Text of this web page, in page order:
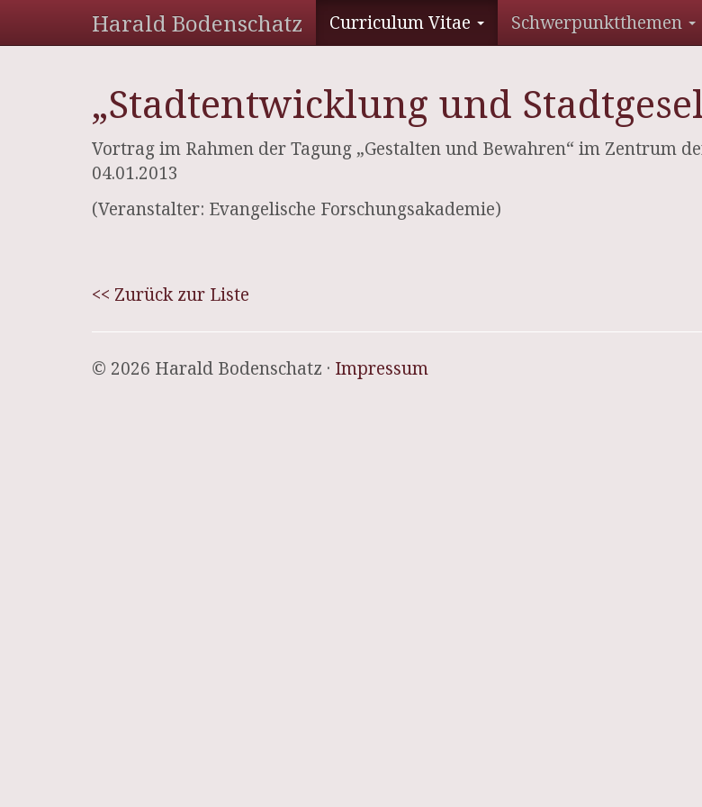
Harald Bodenschatz Curriculum Vitae Schwerpunktthemen
„Stadtentwicklung und
Vortrag im Rahmen der Tagung „Gestalten und Bewahren“ im Zentrum
04.01.2013
(Veranstalter: Evangelische Forschungsakademie)
<< Zurück zur Liste
© 2026 Harald Bodenschatz · Impressum